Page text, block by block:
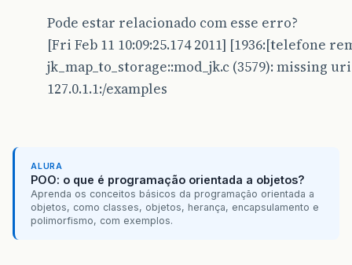
Pode estar relacionado com esse erro?
[Fri Feb 11 10:09:25.174 2011] [1936:[telefone
jk_map_to_storage::mod_jk.c (3579): missing
127.0.1.1:/examples
ALURA
POO: o que é programação orientada a objetos?
Aprenda os conceitos básicos da programação orientada a
objetos, como classes, objetos, herança, encapsulamento e
polimorfismo, com exemplos.